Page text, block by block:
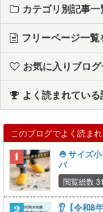
カテゴリ別記事
フリーページ一覧
お気に入りブロ
よく読まれてい
このブログでよく読ま
⛑️ サイズ小
パ
閲覧総数 31
👂️【令和8